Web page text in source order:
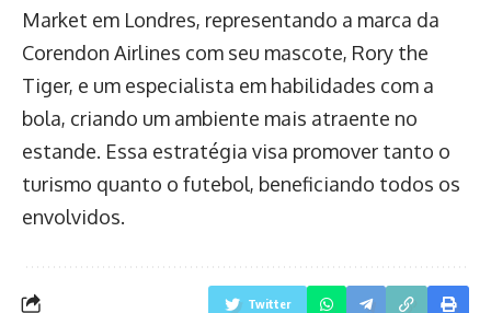
Market em Londres, representando a marca da
Corendon Airlines com seu mascote, Rory the
Tiger, e um especialista em habilidades com a
bola, criando um ambiente mais atraente no
estande. Essa estratégia visa promover tanto o
turismo quanto o futebol, beneficiando todos os
envolvidos.
Twitter